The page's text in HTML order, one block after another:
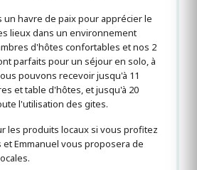
havre de paix pour apprécier le
lieux dans un environnement
d'hôtes confortables et nos 2
parfaits pour un séjour en solo, à
pouvons recevoir jusqu'à 11
et table d'hôtes, et jusqu'à 20
l'utilisation des gites.
les produits locaux si vous profitez
Emmanuel vous proposera de